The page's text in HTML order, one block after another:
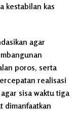
kestabilan kas
agar
poros, serta
realisasi
sisa waktu tiga
dimanfaatkan